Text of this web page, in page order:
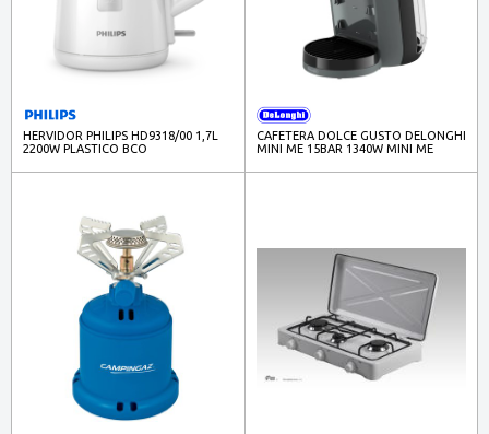
HERVIDOR PHILIPS HD9318/00 1,7L
2200W PLASTICO BCO
CAFETERA DOLCE GUSTO DELONGHI
MINI ME 15BAR 1340W MINI ME